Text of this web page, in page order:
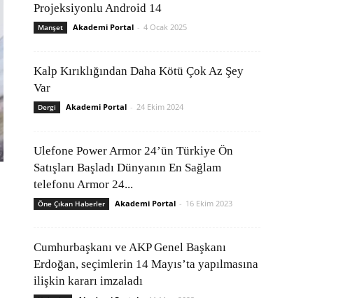
Projeksiyonlu Android 14
Manşet Akademi Portal - 4 Ocak 2025
Kalp Kırıklığından Daha Kötü Çok Az Şey
Var
Dergi Akademi Portal - 24 Ekim 2024
Ulefone Power Armor 24’ün Türkiye Ön
Satışları Başladı Dünyanın En Sağlam
telefonu Armor 24...
Öne Çıkan Haberler Akademi Portal - 16 Ekim 2023
Cumhurbaşkanı ve AKP Genel Başkanı
Erdoğan, seçimlerin 14 Mayıs’ta yapılmasına
ilişkin kararı imzaladı